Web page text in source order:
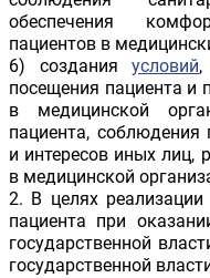
обеспечения
пациентов в
6) создания условий,
посещения пациента и
в медицинской
пациента, соблюдения
и интересов иных лиц,
в медицинской
2. В целях реализации
пациента при
государственной
государственной